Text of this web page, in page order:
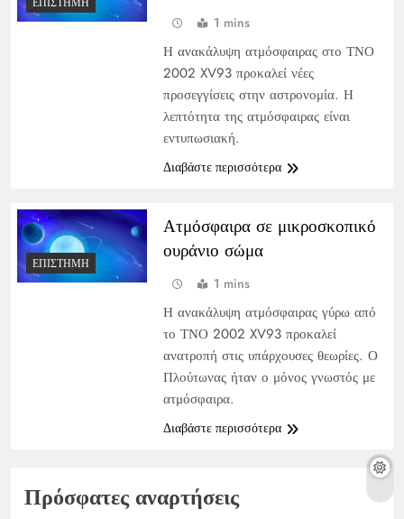
1 mins
Η ανακάλυψη ατμόσφαιρας στο ΤΝΟ
2002 XV93 προκαλεί νέες
προσεγγίσεις στην αστρονομία. Η
λεπτότητα της ατμόσφαιρας είναι
εντυπωσιακή.
Διαβάστε περισσότερα
ΕΠΙΣΤΉΜΗ
Ατμόσφαιρα σε μικροσκοπικό
ουράνιο σώμα
1 mins
Η ανακάλυψη ατμόσφαιρας γύρω από
το ΤΝΟ 2002 XV93 προκαλεί
ανατροπή στις υπάρχουσες θεωρίες. Ο
Πλούτωνας ήταν ο μόνος γνωστός με
ατμόσφαιρα.
Διαβάστε περισσότερα
Πρόσφατες αναρτήσεις